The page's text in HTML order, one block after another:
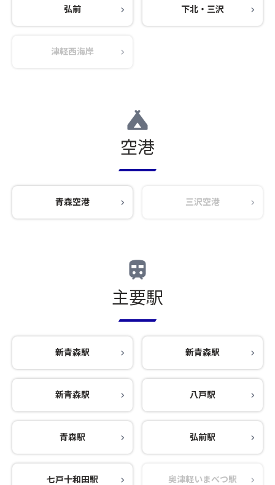
弘前 下北・三沢
津軽西海岸
空港
青森空港 三沢空港
主要駅
新青森駅 新青森駅
新青森駅 八戸駅
青森駅 弘前駅
七戸十和田駅 奥津軽いまべつ駅